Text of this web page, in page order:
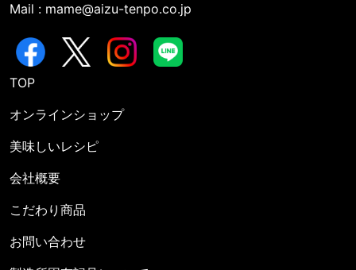
Mail : mame@aizu-tenpo.co.jp
TOP
オンラインショップ
美味しいレシピ
会社概要
こだわり商品
お問い合わせ